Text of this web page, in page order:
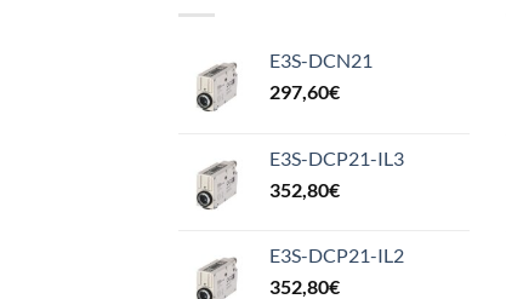
E3S-DCN21
297,60€
E3S-DCP21-IL3
352,80€
E3S-DCP21-IL2
352,80€